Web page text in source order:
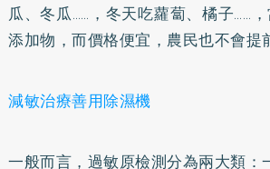
瓜、冬瓜……，冬天吃蘿蔔、橘子……
添加物，而價格便宜，農民也不會提
減敏治療善用除濕機
一般而言，過敏原檢測分為兩大類